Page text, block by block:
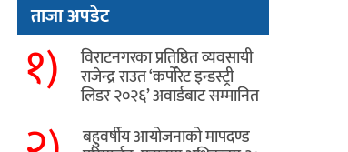
ताजा अपडेट
१) विराटनगरका प्रतिष्ठित व्यवसायी
राजेन्द्र राउत ‘कर्पोरेट इन्डस्ट्री
लिडर २०२६’ अवार्डबाट सम्मानित
बहुवर्षीय आयोजनाको मापदण्ड